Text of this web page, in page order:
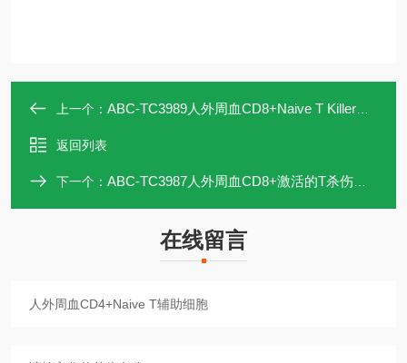
上一个： ABC-TC3989人外周血CD8+Naive T Killer细胞
返回列表
下一个： ABC-TC3987人外周血CD8+激活的T杀伤细胞
在线留言